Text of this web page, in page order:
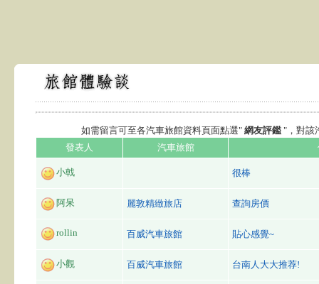
如需留言可至各汽車旅館資料頁面點選" 網友評鑑 "，對該
發表人
汽車旅館
小戟 很棒
阿呆 麗敦精緻旅店 查詢房價
rollin 百威汽車旅館 貼心感覺~
小觀 百威汽車旅館 台南人大大推荐!